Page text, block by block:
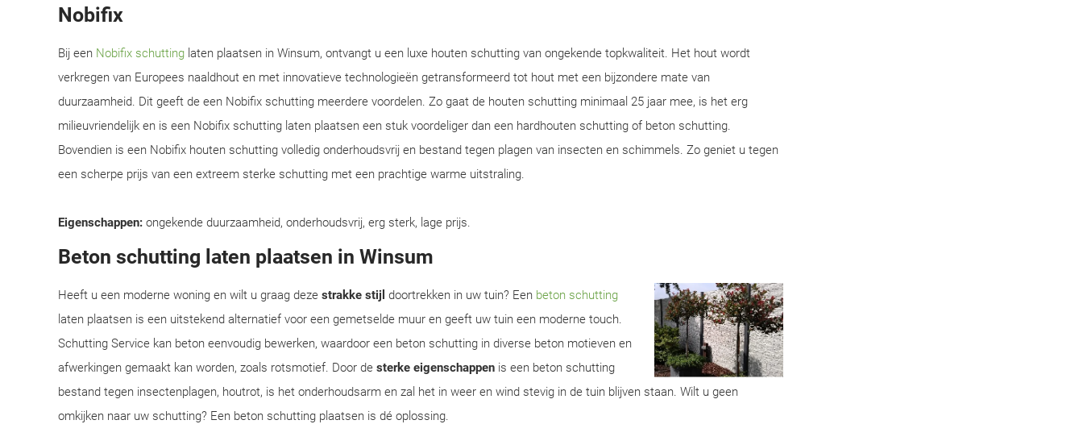
Nobifix
Bij een Nobifix schutting laten plaatsen in Winsum, ontvangt u een luxe houten schutting van ongekende topkwaliteit. Het hout wordt
verkregen van Europees naaldhout en met innovatieve technologieën getransformeerd tot hout met een bijzondere mate van
duurzaamheid. Dit geeft de een Nobifix schutting meerdere voordelen. Zo gaat de houten schutting minimaal 25 jaar mee, is het erg
milieuvriendelijk en is een Nobifix schutting laten plaatsen een stuk voordeliger dan een hardhouten schutting of beton schutting.
Bovendien is een Nobifix houten schutting volledig onderhoudsvrij en bestand tegen plagen van insecten en schimmels. Zo geniet u tegen
een scherpe prijs van een extreem sterke schutting met een prachtige warme uitstraling.
Eigenschappen: ongekende duurzaamheid, onderhoudsvrij, erg sterk, lage prijs.
Beton schutting laten plaatsen in Winsum
Heeft u een moderne woning en wilt u graag deze strakke stijl doortrekken in uw tuin? Een beton schutting
laten plaatsen is een uitstekend alternatief voor een gemetselde muur en geeft uw tuin een moderne touch.
Schutting Service kan beton eenvoudig bewerken, waardoor een beton schutting in diverse beton motieven en
afwerkingen gemaakt kan worden, zoals rotsmotief. Door de sterke eigenschappen is een beton schutting
bestand tegen insectenplagen, houtrot, is het onderhoudsarm en zal het in weer en wind stevig in de tuin blijven staan. Wilt u geen
omkijken naar uw schutting? Een beton schutting plaatsen is dé oplossing.